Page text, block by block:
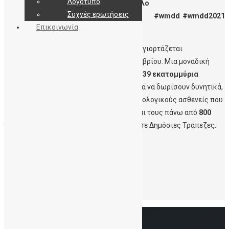
#ΔωρίζωΟμφαλικοΑιμα #ΔωριζωΜυελο
#wmdd #wmdd2021
#thankyoudonor
Παγκόσμια Ημέρα Δοτών Μυελού (WMDD) γιορτάζεται
παγκοσμίως το τρίτο Σάββατο του Σεπτεμβρίου. Μια μοναδική
39 εκατομμύρια
που έχουν εγγραφεί για να δωρίσουν δυνητικά,
αρχέγονα αιμοποιητικά κύτταρα για αιματολογικούς ασθενείς που
χρήζουν μεταμόσχευσης, όπως επίσης και τους πάνω από 800
σε Δημόσιες Τράπεζες.
Συχνές ερωτήσεις
Επικοινωνία